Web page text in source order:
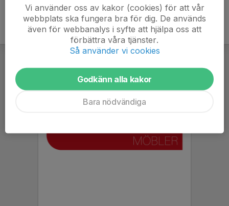
Vi använder oss av kakor (cookies) för att vår
webbplats ska fungera bra för dig. De används
även för webbanalys i syfte att hjälpa oss att
förbättra våra tjänster.
Så använder vi cookies
Godkänn alla kakor
Bara nödvändiga